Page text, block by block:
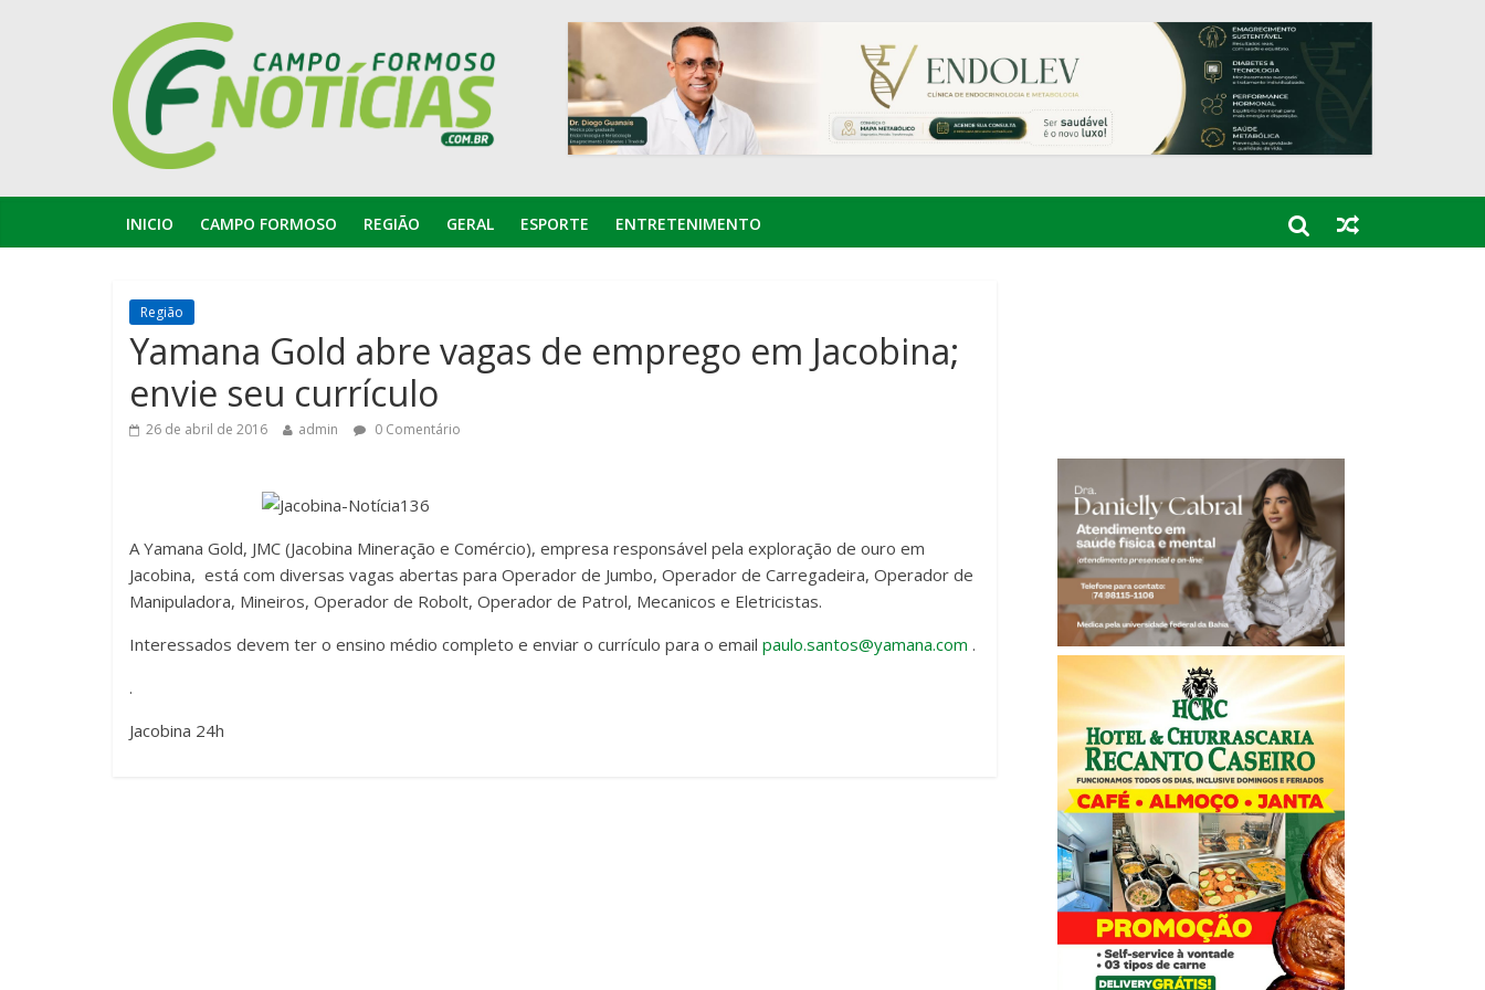
INICIO CAMPO FORMOSO REGIÃO GERAL ESPORTE ENTRETENIMENTO
Região
Yamana Gold abre vagas de emprego em Jacobina;
envie seu currículo
26 de abril de 2016 admin 0 Comentário
A Yamana Gold, JMC (Jacobina Mineração e Comércio), empresa responsável pela exploração de ouro em
Jacobina, está com diversas vagas abertas para Operador de Jumbo, Operador de Carregadeira, Operador de
Manipuladora, Mineiros, Operador de Robolt, Operador de Patrol, Mecanicos e Eletricistas.
Interessados devem ter o ensino médio completo e enviar o currículo para o email paulo.santos@yamana.com .
.
Jacobina 24h